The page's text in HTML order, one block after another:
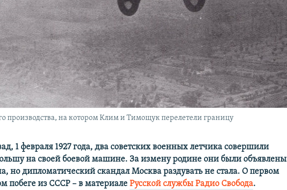
производства, на котором Клим и Тимощук перелетели границу
1 февраля 1927 года, два советских военных летчика совершили
на своей боевой машине. За измену родине они были объявлены
но дипломатический скандал Москва раздувать не стала. О первом
побеге из СССР – в материалеРусской службы Радио Свобода.